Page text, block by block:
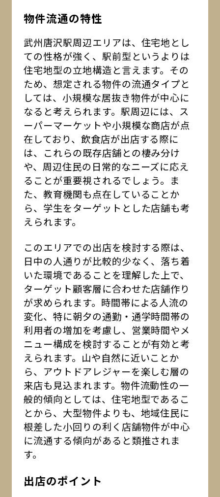
物件流通の特性
武州唐沢駅周辺エリアは、住宅地とし
ての性格が強く、駅前型というよりは
住宅地型の立地構造と言えます。その
ため、想定される物件の流通タイプと
しては、小規模な居抜き物件が中心に
なると考えられます。駅周辺には、ス
ーパーマーケットや小規模な商店が点
在しており、飲食店が出店する際に
は、これらの既存店舗との棲み分け
や、周辺住民の日常的なニーズに応え
ることが重要視されるでしょう。ま
た、教育機関も点在していることか
ら、学生をターゲットとした店舗も考
えられます。
このエリアでの出店を検討する際は、
日中の人通りが比較的少なく、落ち着
いた環境であることを理解した上で、
ターゲット顧客層に合わせた店舗作り
が求められます。時間帯による人流の
変化、特に朝夕の通勤・通学時間帯の
利用者の増加を考慮し、営業時間やメ
ニュー構成を検討することが有効と考
えられます。山や自然に近いことか
ら、アウトドアレジャーを楽しむ層の
来店も見込まれます。物件流動性の一
般的傾向としては、住宅地型であるこ
とから、大型物件よりも、地域住民に
根差した小回りの利く店舗物件が中心
に流通する傾向があると類推されま
す。
出店のポイント